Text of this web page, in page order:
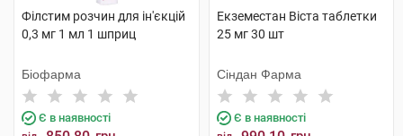
Філстим розчин для ін'єкцій
0,3 мг 1 мл 1 шприц
Біофарма
Є в наявності
Екземестан Віста таблетки
25 мг 30 шт
Сіндан Фарма
Є в наявності